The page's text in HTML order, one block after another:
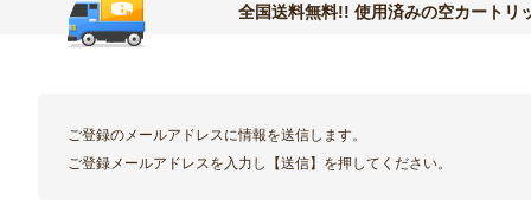
全国送料無料!! 使用済みの空カートリ
ご登録のメールアドレスに情報を送信します。
ご登録メールアドレスを入力し【送信】を押してください。